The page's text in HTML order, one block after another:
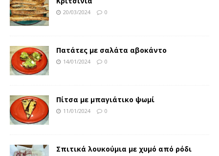
20/03/2024 0
Πατάτες με σαλάτα αβοκάντο
14/01/2024 0
Πίτσα με μπαγιάτικο ψωμί
11/01/2024 0
Σπιτικά λουκούμια με χυμό από ρόδι